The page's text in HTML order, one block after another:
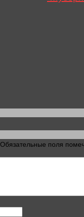
Обязательные поля